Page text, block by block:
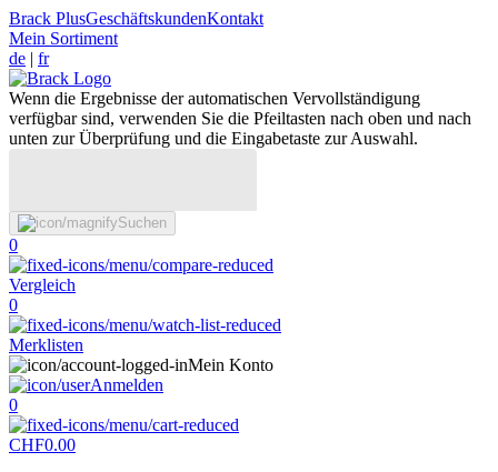
Brack PlusGeschäftskundenKontakt
Mein Sortiment
de | fr
Wenn die Ergebnisse der automatischen Vervollständigung
verfügbar sind, verwenden Sie die Pfeiltasten nach oben und nach
unten zur Überprüfung und die Eingabetaste zur Auswahl.
Suchen
0
Vergleich
0
Merklisten
Mein Konto
Anmelden
0
CHF0.00